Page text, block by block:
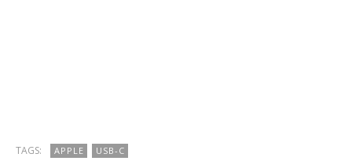
TAGS: APPLE USB-C